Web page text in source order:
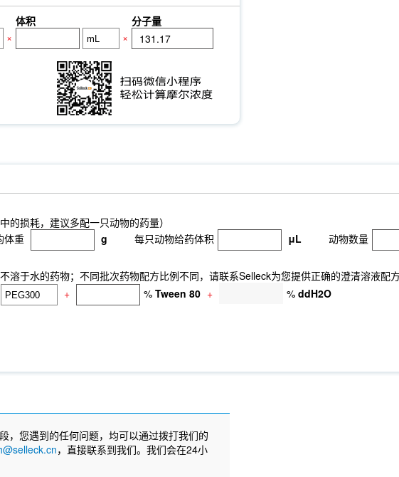
体积
分子量
× ×
的损耗，建议多配一只动物的药量）
体重 g 每只动物给药体积 μL 动物数量
溶于水的药物；不同批次药物配方比例不同，请联系Selleck为您提供正确的澄清溶液配
+ % Tween 80 + % ddH2O
，您遇到的任何问题，均可以通过拨打我们的
，直接联系到我们。我们会在24小